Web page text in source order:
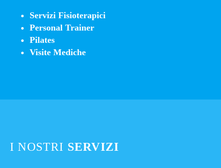
Servizi Fisioterapici
Personal Trainer
Pilates
Visite Mediche
I NOSTRI SERVIZI